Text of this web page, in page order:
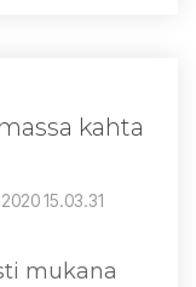
kahta
15.03.31
mukana